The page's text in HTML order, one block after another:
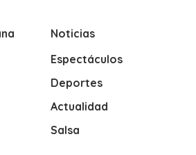
Noticias
Espectáculos
Deportes
Actualidad
Salsa